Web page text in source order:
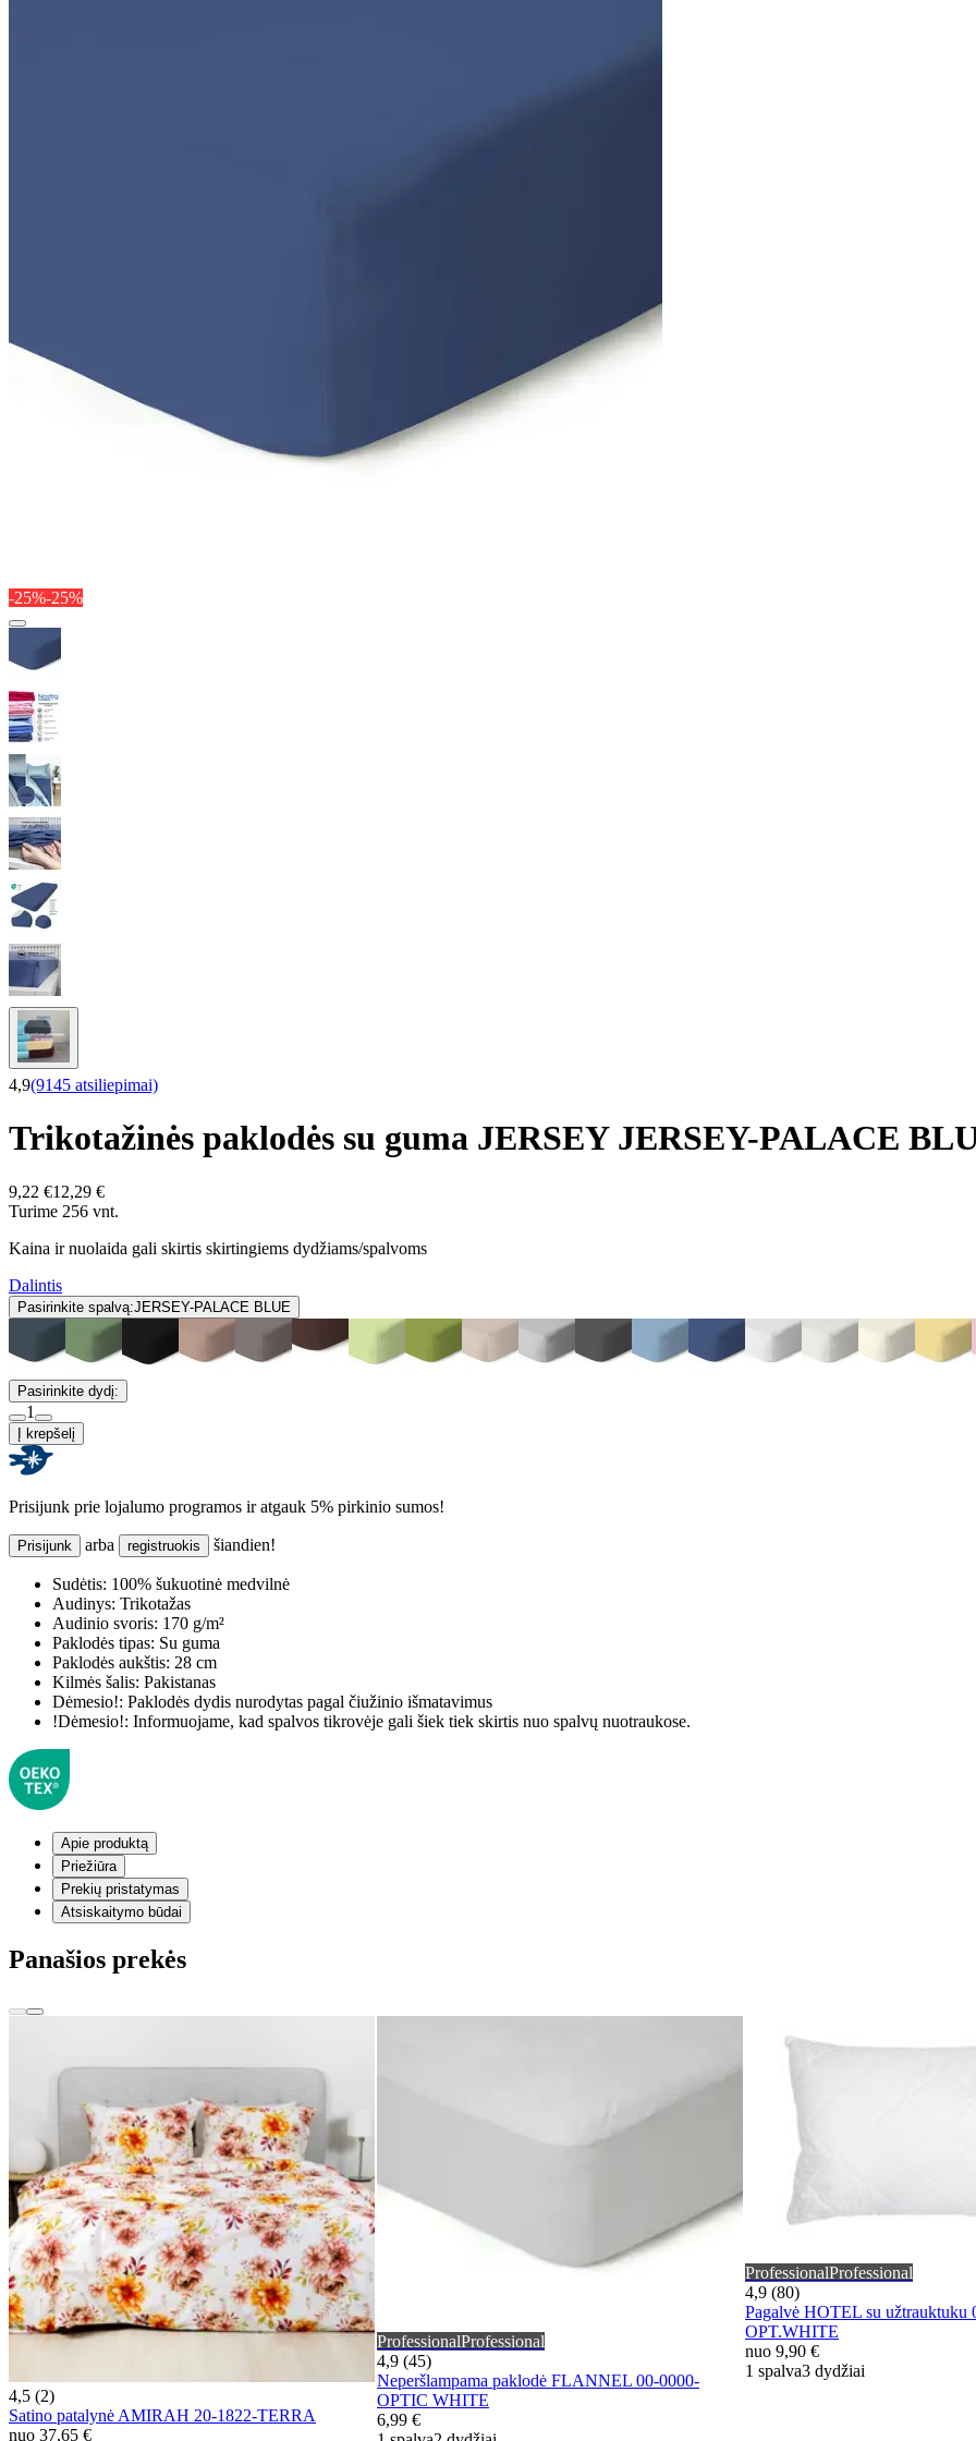
-25%-25%
4,9(9145 atsiliepimai)
Trikotažinės paklodės su guma JERSEY JERSEY-PALACE
9,22 €12,29 €
Turime 256 vnt.
Kaina ir nuolaida gali skirtis skirtingiems dydžiams/spalvoms
Dalintis
Pasirinkite spalvą:JERSEY-PALACE BLUE
Pasirinkite dydį:
1
Į krepšelį
Prisijunk prie lojalumo programos ir atgauk 5% pirkinio sumos!
Prisijunk arba registruokis šiandien!
Sudėtis: 100% šukuotinė medvilnė
Audinys: Trikotažas
Audinio svoris: 170 g/m²
Paklodės tipas: Su guma
Paklodės aukštis: 28 cm
Kilmės šalis: Pakistanas
Dėmesio!: Paklodės dydis nurodytas pagal čiužinio išmatavimus
!Dėmesio!: Informuojame, kad spalvos tikrovėje gali šiek tiek skirtis nuo spalvų nuotraukose.
Apie produktą
Priežiūra
Prekių pristatymas
Atsiskaitymo būdai
Panašios prekės
4,5 (2)
Satino patalynė AMIRAH 20-1822-TERRA
nuo 37,65 €
ProfessionalProfessional
4,9 (45)
Neperšlampama paklodė FLANNEL 00-0000-
OPTIC WHITE
6,99 €
ProfessionalProfessional
4,9 (80)
Pagalvė HOTEL su užtrauktuku
OPT.WHITE
nuo 9,90 €
1 spalva3 dydžiai